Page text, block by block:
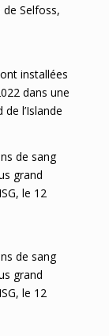
Selfoss,
installées
dans une
l’Islande
de sang
grand
le 12
de sang
grand
le 12